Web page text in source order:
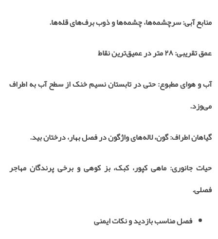
منابع آبی: سرچشمه‌ها، چشمه‌ها و ذوب برف‌های قله‌ها.
عمق تقریبی: ۲۸ متر در عمیق‌ترین نقاط
آب و هوای مطبوع: حتی در تابستان نسیم خنک از سطح آب به اطراف
می‌وزد.
گیاهان اطراف: گون، لاله‌های واژگون در فصل بهار، درختان بید.
حیات جانوری: ماهی کپور، کبک، بز کوهی و برخی پرندگان مهاجر
فصلی.
فصل مناسب بازدید و نکات ایمنی